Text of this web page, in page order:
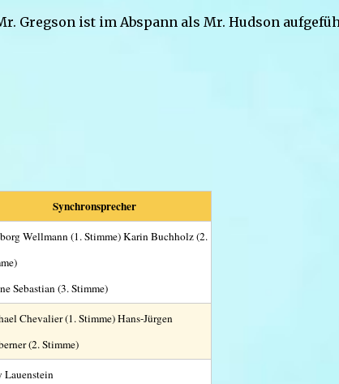
Gregson ist im Abspann als Mr. Hudson
Synchronsprecher
Wellmann (1. Stimme) Karin Buchholz (2.
Sebastian (3. Stimme)
Chevalier (1. Stimme) Hans-Jürgen
(2. Stimme)